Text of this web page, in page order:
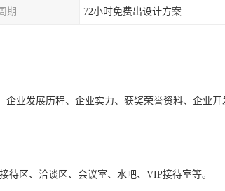
期 72小时免费出设计方案
业发展历程、企业实力、获奖荣誉资料、企业开
区、洽谈区、会议室、水吧、VIP接待室等。